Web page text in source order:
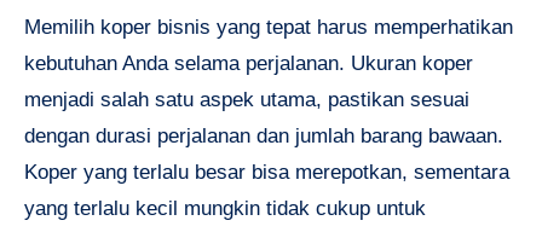
Memilih koper bisnis yang tepat harus memperhatikan
kebutuhan Anda selama perjalanan. Ukuran koper
menjadi salah satu aspek utama, pastikan sesuai
dengan durasi perjalanan dan jumlah barang bawaan.
Koper yang terlalu besar bisa merepotkan, sementara
yang terlalu kecil mungkin tidak cukup untuk